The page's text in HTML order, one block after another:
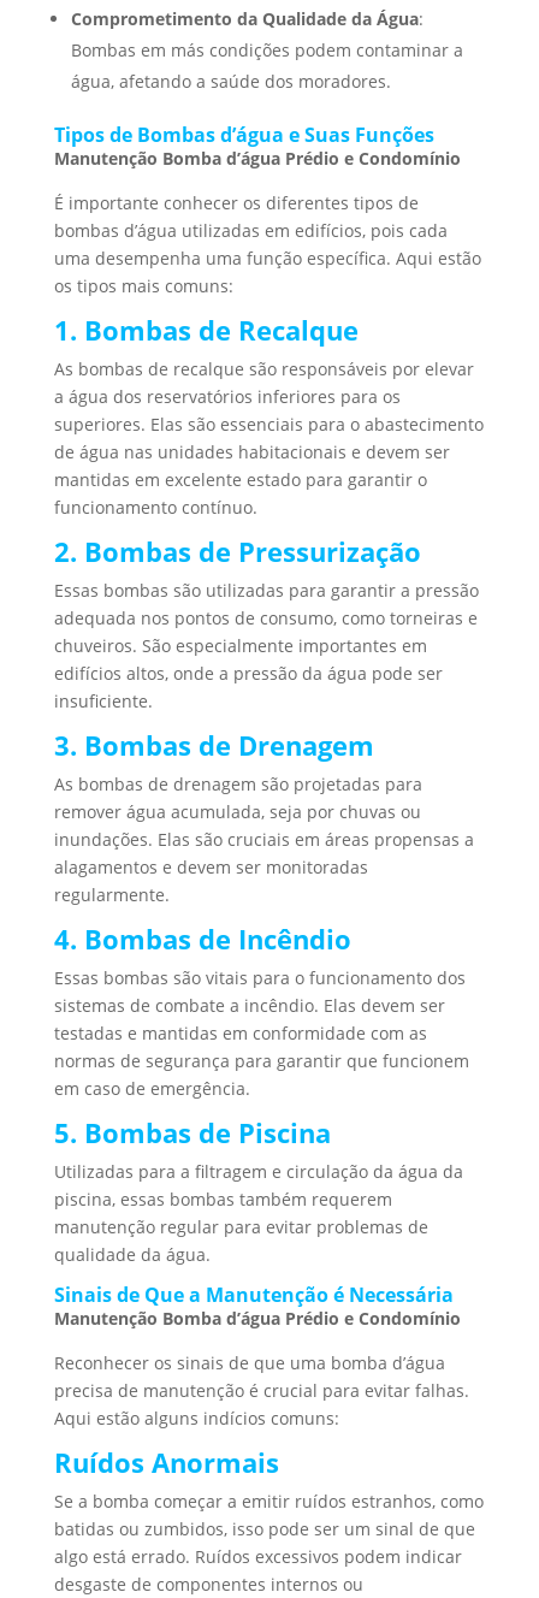
Comprometimento da Qualidade da Água:
Bombas em más condições podem contaminar a
água, afetando a saúde dos moradores.
Tipos de Bombas d’água e Suas Funções
Manutenção Bomba d’água Prédio e Condomínio
É importante conhecer os diferentes tipos de
bombas d’água utilizadas em edifícios, pois cada
uma desempenha uma função específica. Aqui estão
os tipos mais comuns:
1. Bombas de Recalque
As bombas de recalque são responsáveis por elevar
a água dos reservatórios inferiores para os
superiores. Elas são essenciais para o abastecimento
de água nas unidades habitacionais e devem ser
mantidas em excelente estado para garantir o
funcionamento contínuo.
2. Bombas de Pressurização
Essas bombas são utilizadas para garantir a pressão
adequada nos pontos de consumo, como torneiras e
chuveiros. São especialmente importantes em
edifícios altos, onde a pressão da água pode ser
insuficiente.
3. Bombas de Drenagem
As bombas de drenagem são projetadas para
remover água acumulada, seja por chuvas ou
inundações. Elas são cruciais em áreas propensas a
alagamentos e devem ser monitoradas
regularmente.
4. Bombas de Incêndio
Essas bombas são vitais para o funcionamento dos
sistemas de combate a incêndio. Elas devem ser
testadas e mantidas em conformidade com as
normas de segurança para garantir que funcionem
em caso de emergência.
5. Bombas de Piscina
Utilizadas para a filtragem e circulação da água da
piscina, essas bombas também requerem
manutenção regular para evitar problemas de
qualidade da água.
Sinais de Que a Manutenção é Necessária
Manutenção Bomba d’água Prédio e Condomínio
Reconhecer os sinais de que uma bomba d’água
precisa de manutenção é crucial para evitar falhas.
Aqui estão alguns indícios comuns:
Ruídos Anormais
Se a bomba começar a emitir ruídos estranhos, como
batidas ou zumbidos, isso pode ser um sinal de que
algo está errado. Ruídos excessivos podem indicar
desgaste de componentes internos ou